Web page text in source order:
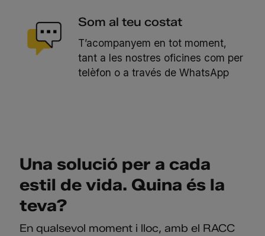
Som al teu costat
T’acompanyem en tot moment,
tant a les nostres oficines com per
telèfon o a través de WhatsApp
Una solució per a cada
estil de vida. Quina és la
teva?
En qualsevol moment i lloc, amb el RACC